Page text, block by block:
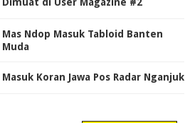
Mas Ndop Masuk Tabloid Banten
Muda
Masuk Koran Jawa Pos Radar Nganjuk